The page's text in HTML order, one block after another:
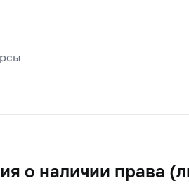
о наличии права